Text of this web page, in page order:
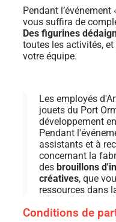
Pendant l’événement
vous suffira de
Des figurines
toutes les activités, et
votre équipe.
Les employés
jouets du Port
développement
Pendant
assistants et à
concernant la
des brouillons
créatives, que
ressources dans
Conditions de